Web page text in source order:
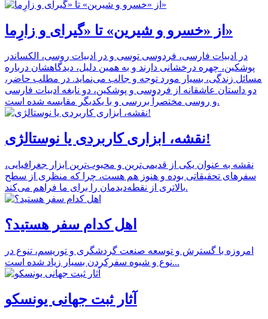
از «خسرو و شیرین» تا «گیرای و زارِما»
در ادبیات فارسی، فردوسی توسی و در ادبیات روسی، الکساندر
پوشکین، چهره درخشانی دارند و به همین دلیل، دیدگاهشان درباره
مسائل زندگی، بسیار مورد توجه و جالب می‌نماید. در مطلب حاضر،
دو داستان عاشقانه از فردوسی و پوشکین، دو نابغه ادبیات فارسی
و روسی مختصراً بررسی و با یکدیگر مقایسه شده‌ است.
نقشه، ابزاری کاربردی یا نوستالژی!
نقشه به عنوان یکی از قدیمی‌ترین و محبوب‌ترین ابزار جغرافیایی،
سفرهای تحقیقاتی بوده و هنوز هم هست، چرا که منظری از سطح
بالاتری از نقطه‌دیدمان را برای ما فراهم می‌کند.
اهل کدام سفر هستید؟
امروزه با گسترش و توسعه صنعت گردشگری و توریسم، تنوع در
نوع و شیوه سفرکردن بسیار زیاد شده است...
آثار ثبت جهانی یونسکو